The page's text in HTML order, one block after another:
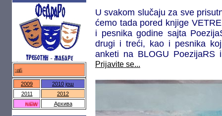
федраро.срб
2009 2010 још
2011
2012
NEW
Архива
U svakom slučaju za sve
ćemo tada pored knjige
i pesnika godine sajta
drugi i treći, kao i pesnika
anketi na BLOGU PoezijaRS
Prijavite se...